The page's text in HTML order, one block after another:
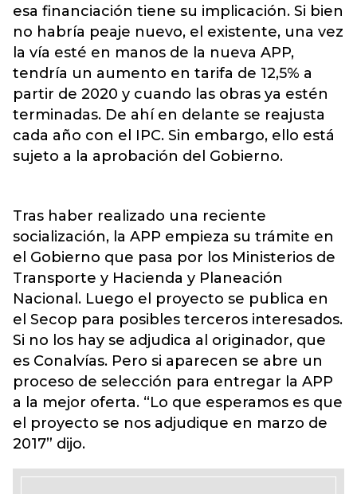
esa financiación tiene su implicación. Si bien
no habría peaje nuevo, el existente, una vez
la vía esté en manos de la nueva APP,
tendría un aumento en tarifa de 12,5% a
partir de 2020 y cuando las obras ya estén
terminadas. De ahí en delante se reajusta
cada año con el IPC. Sin embargo, ello está
sujeto a la aprobación del Gobierno.
Tras haber realizado una reciente
socialización, la APP empieza su trámite en
el Gobierno que pasa por los Ministerios de
Transporte y Hacienda y Planeación
Nacional. Luego el proyecto se publica en
el Secop para posibles terceros interesados.
Si no los hay se adjudica al originador, que
es Conalvías. Pero si aparecen se abre un
proceso de selección para entregar la APP
a la mejor oferta. “Lo que esperamos es que
el proyecto se nos adjudique en marzo de
2017” dijo.